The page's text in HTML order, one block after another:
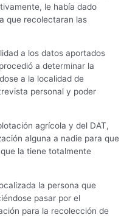
le había dado
que recolectaran las
a los datos aportados
a determinar la
a la localidad de
personal y poder
agrícola y del DAT,
alguna a nadie para que
la tiene totalmente
la persona que
pasar por el
para la recolección de